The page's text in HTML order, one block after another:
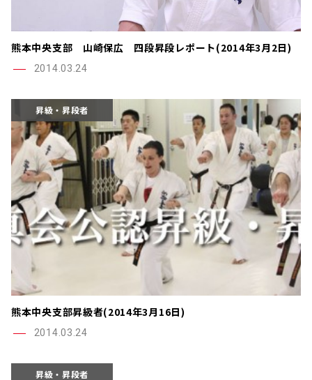
熊本中央支部 山崎保広 四段昇段レポート(2014年3月2日)
2014.03.24
昇級・昇段者
熊本中央支部昇級者(2014年3月16日)
2014.03.24
昇級・昇段者